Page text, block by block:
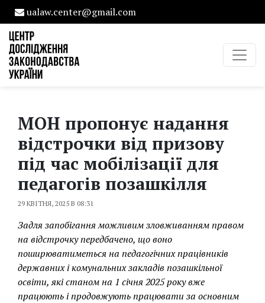
ualaw.center@gmail.com
МОН пропонує надання
відстрочки від призову
під час мобілізації для
педагогів позашкілля
29 КВІТНЯ, 2025 В 08:31
Задля запобігання можливим зловживанням правом
на відстрочку передбачено, що воно
поширюватиметься на педагогічних працівників
державних і комунальних закладів позашкільної
освіти, які станом на 1 січня 2025 року вже
працюють і продовжують працювати за основним